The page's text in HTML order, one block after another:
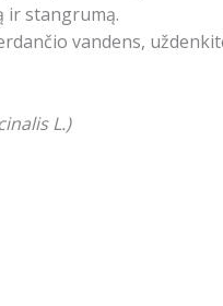
ir stangrumą.
vandens,
L.)